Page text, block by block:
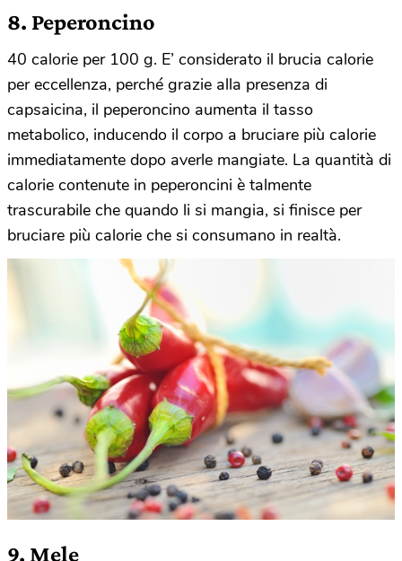
8. Peperoncino
40 calorie per 100 g. E’ considerato il brucia calorie
per eccellenza, perché grazie alla presenza di
capsaicina, il peperoncino aumenta il tasso
metabolico, inducendo il corpo a bruciare più calorie
immediatamente dopo averle mangiate. La quantità di
calorie contenute in peperoncini è talmente
trascurabile che quando li si mangia, si finisce per
bruciare più calorie che si consumano in realtà.
9. Mele